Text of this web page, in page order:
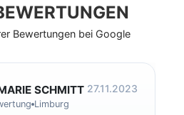
Bewertungen bei Google
SCHMITT 27.11.2023
Limburg